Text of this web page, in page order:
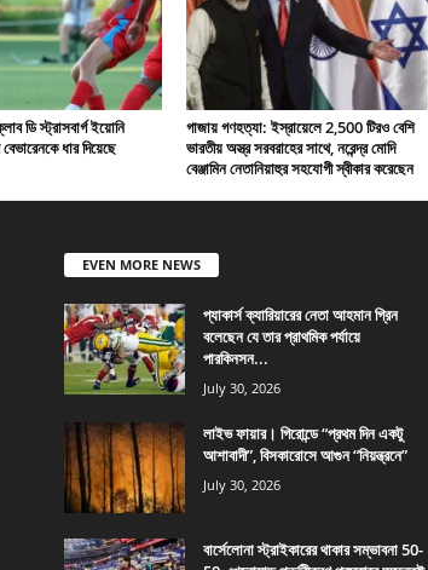
ডি স্ট্রাসবার্গ ইয়োনি
ধার দিয়েছে
গাজায় গণহত্যা: ইস্রায়েলে 2,500 টিরও বেশি
ভারতীয় অস্ত্র সরবরাহের সাথে, নরেন্দ্র মোদি
বেঞ্জামিন নেতানিয়াহুর সহযোগী স্বীকার করেছেন
EVEN MORE NEWS
প্যাকার্স ক্যারিয়ারের নেতা আহমান গ্রিন
বলেছেন যে তার প্রাথমিক পর্যায়ে
পারকিনসন...
July 30, 2026
লাইভ ফায়ার। গিরোন্ডে “প্রথম দিন একটু
আশাবাদী”, বিসকারোসে আগুন “নিয়ন্ত্রনে”
July 30, 2026
বার্সেলোনা স্ট্রাইকারের থাকার সম্ভাবনা 50-